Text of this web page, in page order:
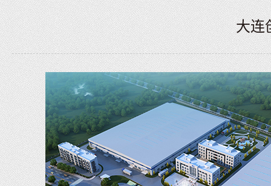
大连